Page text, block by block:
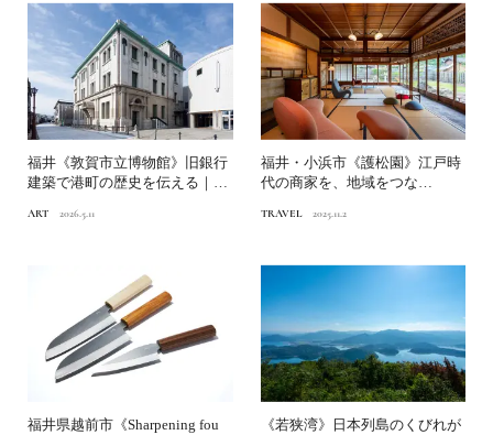
福井《敦賀市立博物館》旧銀行
建築で港町の歴史を伝える｜体
ART 2026.5.11
福井・小浜市《護松園》江戸時
代の商家を、地域をつな
の...
TRAVEL 2025.11.2
福井県越前市《Sharpening fou
《若狭湾》日本列島のくびれが